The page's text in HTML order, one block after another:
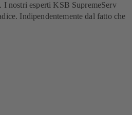
I nostri esperti KSB SupremeServ
Indipendentemente dal fatto che